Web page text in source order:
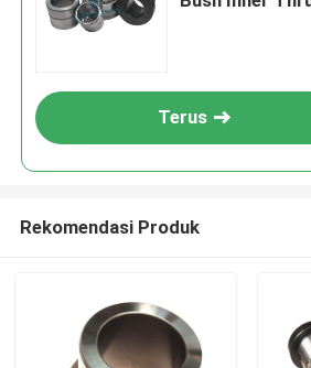
Terus
Rekomendasi Produk